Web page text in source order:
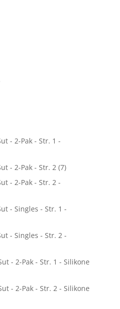
- 2-Pak - Str. 1 -
- 2-Pak - Str. 2 (7)
- 2-Pak - Str. 2 -
- Singles - Str. 1 -
- Singles - Str. 2 -
- 2-Pak - Str. 1 - Silikone
- 2-Pak - Str. 2 - Silikone